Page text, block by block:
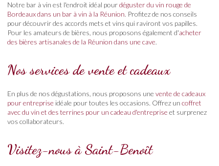
Notre bar à vin est l'endroit idéal pourdéguster du vin rouge de
Bordeaux dans un bar à vin à la Réunion. Profitez de nos conseils
pour découvrir des accords mets et vins qui raviront vos papilles.
Pour les amateurs de bières, nous proposons également d'acheter
des bières artisanales de la Réunion dans une cave.
Nos services de vente et cadeaux
En plus de nos dégustations, nous proposons une vente de cadeaux
pour entreprise idéale pour toutes les occasions. Offrez un coffret
avec du vin et des terrines pour un cadeau d'entreprise et surprenez
vos collaborateurs.
Visitez-nous à Saint-Benoît